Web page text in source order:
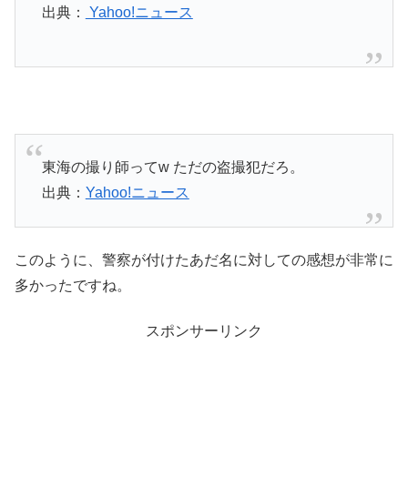
出典： Yahoo!ニュース
東海の撮り師ってw ただの盗撮犯だろ。
出典： Yahoo!ニュース
このように、警察が付けたあだ名に対しての感想が非常に
多かったですね。
スポンサーリンク